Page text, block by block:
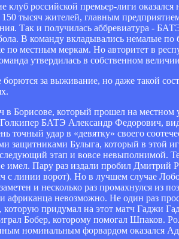
клуб российской премьер-лиги
тысяч жителей, главным
Так и получилась аббревиатура -
В команду вкладывались немалые по
по местным меркам. Но авторитет в
утвердилась в собственном
за выживание, но даже такой
в Борисове, который прошел на
БАТЭ Александр Федорович,
точный удар в «девятку» своего
защитниками Булыга, который в этой
этап и вовсе невыполнимой.
имел. Пару раз издали пробил Дмитрий
с линии ворот). Но в лучшем случае
и несколько раз промахнулся из
африканца невозможно. Не один раз
которую придумал на этот матч Гаджи
Бобер, которому помогал Шпаков.
номинальным форвардом оказался